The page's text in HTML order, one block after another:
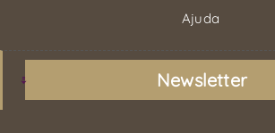
Ajuda
Newsletter